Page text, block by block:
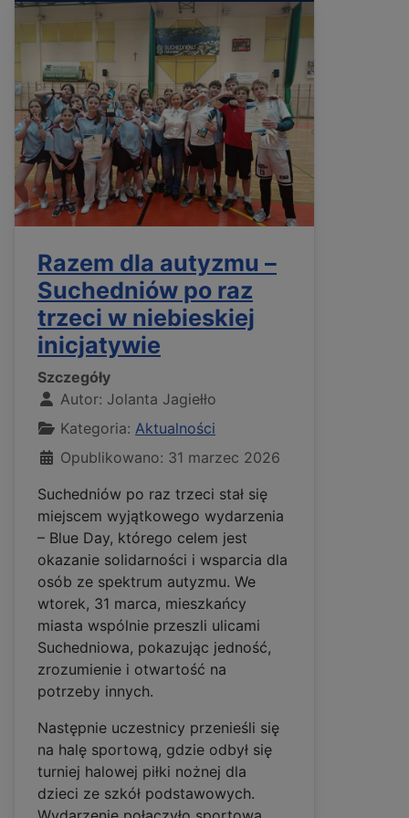
Razem dla autyzmu –
Suchedniów po raz
trzeci w niebieskiej
inicjatywie
Szczegóły
Autor: Jolanta Jagiełło
Kategoria: Aktualności
Opublikowano: 31 marzec 2026
Suchedniów po raz trzeci stał się
miejscem wyjątkowego wydarzenia
– Blue Day, którego celem jest
okazanie solidarności i wsparcia dla
osób ze spektrum autyzmu. We
wtorek, 31 marca, mieszkańcy
miasta wspólnie przeszli ulicami
Suchedniowa, pokazując jedność,
zrozumienie i otwartość na
potrzeby innych.
Następnie uczestnicy przenieśli się
na halę sportową, gdzie odbył się
turniej halowej piłki nożnej dla
dzieci ze szkół podstawowych.